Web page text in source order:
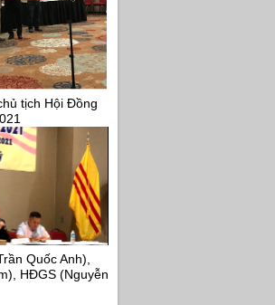
tịch Hội Đồng
Quốc Anh),
HĐGS (Nguyễn